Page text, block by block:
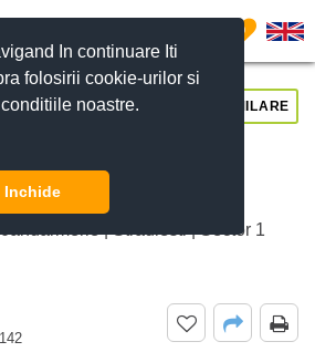
In continuare Iti
folosirii cookie-urilor si
noastre.
Inchide
0
| Straulesti | Sector 1
NE SIMILARE